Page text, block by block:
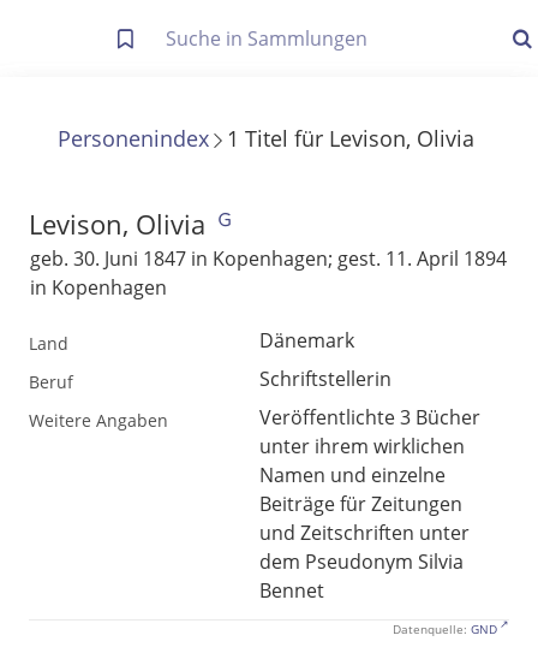
Die letzte Trefferliste besteht aus Ihrer letzten Suche, samt
Anzeigen
Noch keine Suchworte
Personenindex 1 Titel für Levison, Olivia
Levison, Olivia
geb. 30. Juni 1847 in Kopenhagen; gest. 11. April 1894
in Kopenhagen
Land Dänemark
Beruf Schriftstellerin
Weitere Angaben
Veröffentlichte 3 Bücher
unter ihrem wirklichen
Namen und einzelne
Beiträge für Zeitungen
und Zeitschriften unter
dem Pseudonym Silvia
Bennet
Datenquelle: GND